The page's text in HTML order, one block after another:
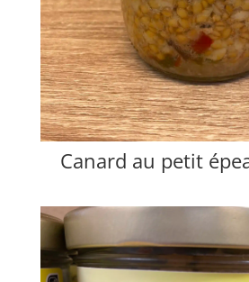
Canard au petit